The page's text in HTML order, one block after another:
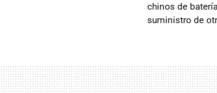
chinos de
suministro de